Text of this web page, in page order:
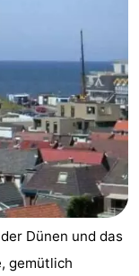
Dünen und das
gemütlich